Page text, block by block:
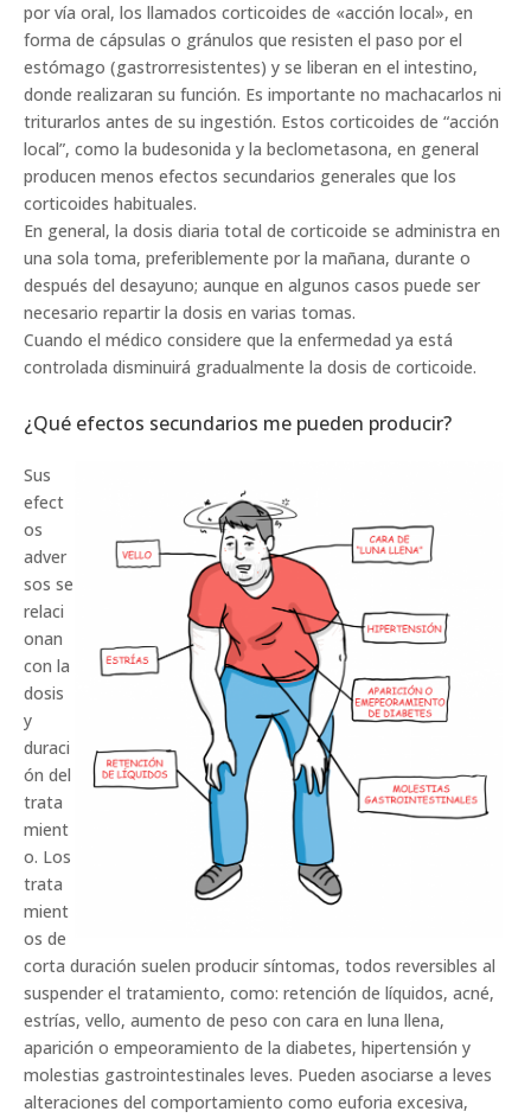
por vía oral, los llamados corticoides de «acción local», en
forma de cápsulas o gránulos que resisten el paso por el
estómago (gastrorresistentes) y se liberan en el intestino,
donde realizaran su función. Es importante no machacarlos ni
triturarlos antes de su ingestión. Estos corticoides de “acción
local”, como la budesonida y la beclometasona, en general
producen menos efectos secundarios generales que los
corticoides habituales.
En general, la dosis diaria total de corticoide se administra en
una sola toma, preferiblemente por la mañana, durante o
después del desayuno; aunque en algunos casos puede ser
necesario repartir la dosis en varias tomas.
Cuando el médico considere que la enfermedad ya está
controlada disminuirá gradualmente la dosis de corticoide.
¿Qué efectos secundarios me pueden producir?
Sus
efect
os
adver
sos se
relaci
onan
con la
dosis
y
duraci
ón del
trata
mient
o. Los
trata
mient
os de
corta duración suelen producir síntomas, todos reversibles al
suspender el tratamiento, como: retención de líquidos, acné,
estrías, vello, aumento de peso con cara en luna llena,
aparición o empeoramiento de la diabetes, hipertensión y
molestias gastrointestinales leves. Pueden asociarse a leves
alteraciones del comportamiento como euforia excesiva,